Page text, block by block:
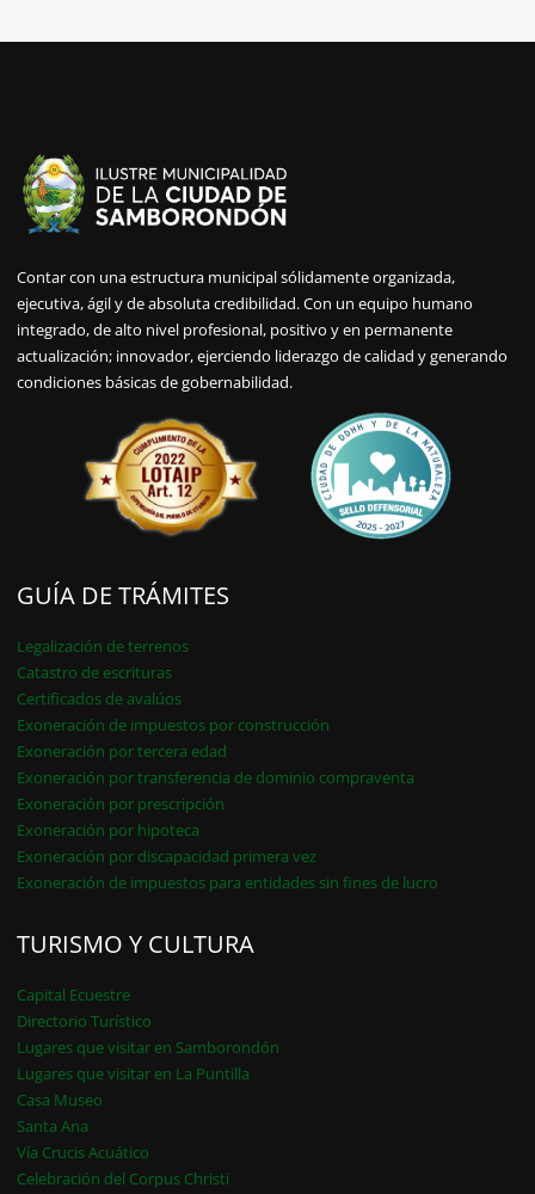
Contar con una estructura municipal sólidamente organizada,
ejecutiva, ágil y de absoluta credibilidad. Con un equipo humano
integrado, de alto nivel profesional, positivo y en permanente
actualización; innovador, ejerciendo liderazgo de calidad y generando
condiciones básicas de gobernabilidad.
GUÍA DE TRÁMITES
Legalización de terrenos
Catastro de escrituras
Certificados de avalúos
Exoneración de impuestos por construcción
Exoneración por tercera edad
Exoneración por transferencia de dominio compraventa
Exoneración por prescripción
Exoneración por hipoteca
Exoneración por discapacidad primera vez
Exoneración de impuestos para entidades sin fines de lucro
TURISMO Y CULTURA
Capital Ecuestre
Directorio Turístico
Lugares que visitar en Samborondón
Lugares que visitar en La Puntilla
Casa Museo
Santa Ana
Vía Crucis Acuático
Celebración del Corpus Christi